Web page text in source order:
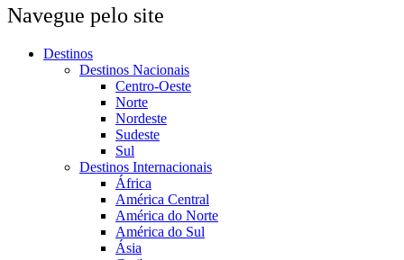
Navegue pelo site
Destinos
Destinos Nacionais
Centro-Oeste
Norte
Nordeste
Sudeste
Sul
Destinos Internacionais
África
América Central
América do Norte
América do Sul
Ásia